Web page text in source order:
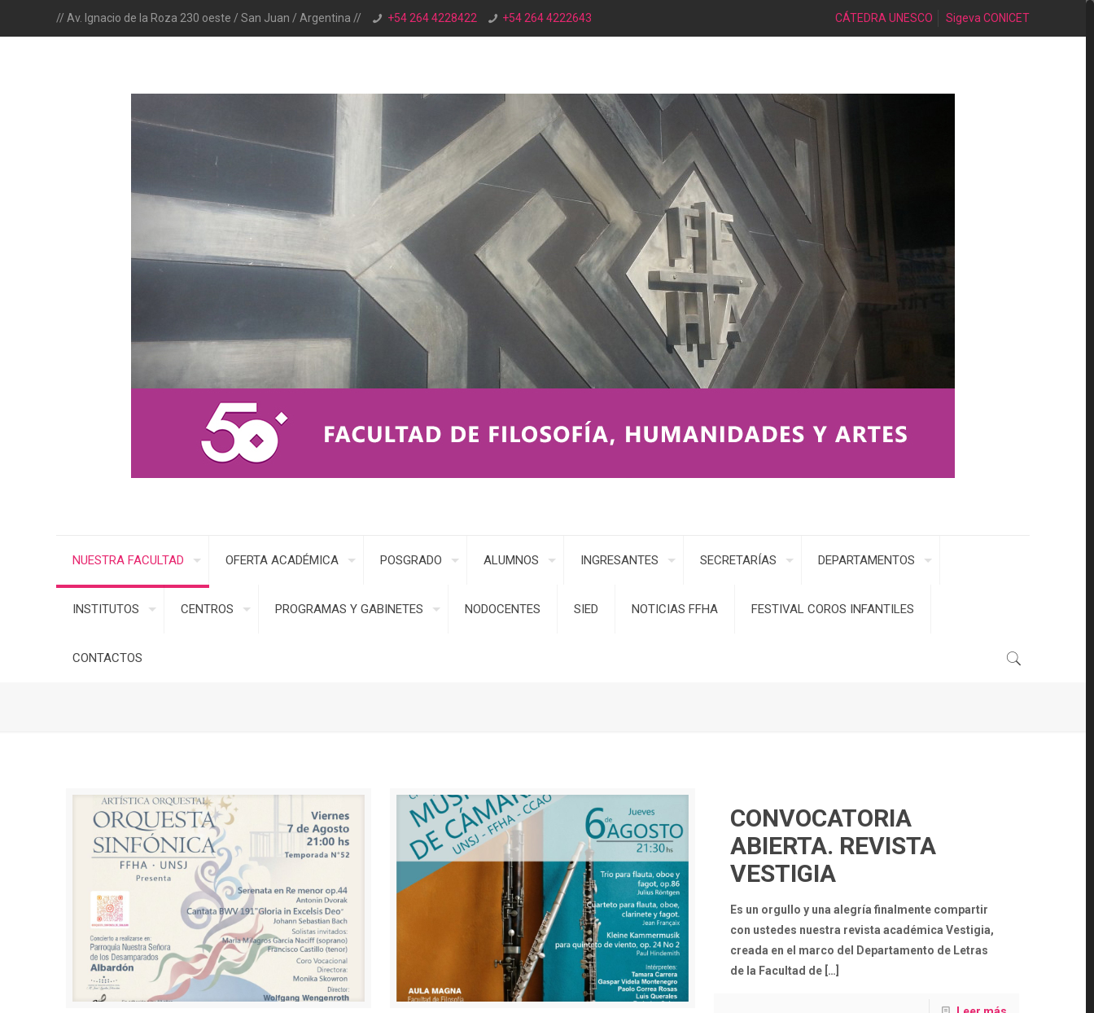
// Av. Ignacio de la Roza 230 oeste / San Juan / Argentina // +54 264 4228422 +54 264 4222643 CÁTEDRA UNESCO Sigeva CONICET
NUESTRA FACULTAD OFERTA ACADÉMICA POSGRADO ALUMNOS INGRESANTES SECRETARÍAS DEPARTAMENTOS
INSTITUTOS CENTROS PROGRAMAS Y GABINETES NODOCENTES SIED NOTICIAS FFHA FESTIVAL COROS INFANTILES
CONTACTOS
CONVOCATORIA
ABIERTA. REVISTA
VESTIGIA
Es un orgullo y una alegría finalmente compartir
con ustedes nuestra revista académica Vestigia,
creada en el marco del Departamento de Letras
de la Facultad de […]